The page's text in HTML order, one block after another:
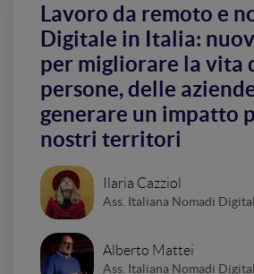
Lavoro da remoto e
Digitale in Italia:
per migliorare la vita
persone, delle
generare un impatto
nostri territori
Ilaria Cazziol
Ass. Italiana Nomadi
Alberto Mattei
Ass. Italiana Nomadi